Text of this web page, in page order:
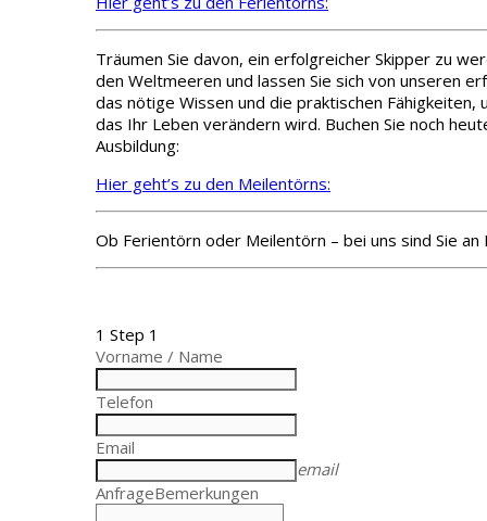
Träumen Sie davon, ein erfolgreicher Skipper zu
den Weltmeeren und lassen Sie sich von unseren
das nötige Wissen und die praktischen Fähigkeiten,
das Ihr Leben verändern wird. Buchen Sie noch
Ausbildung:
Hier geht’s zu den Meilentörns:
Ob Ferientörn oder Meilentörn – bei uns sind Sie
1 Step 1
Vorname / Name
Telefon
Email
email
AnfrageBemerkungen